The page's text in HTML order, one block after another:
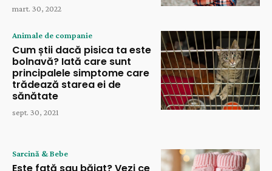
mart. 30, 2022
Animale de companie
Cum știi dacă pisica ta este
bolnavă? Iată care sunt
principalele simptome care
trădează starea ei de
sănătate
sept. 30, 2021
Sarcină & Bebe
Este fată sau băiat? Vezi ce